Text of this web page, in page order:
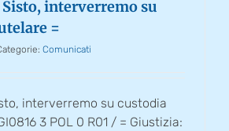
interverremo su
=
Comunicati
interverremo su custodia
3 POL 0 R01 / = Giustizia: